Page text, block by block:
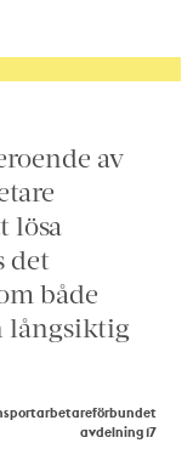
av
lösa
det
både
långsiktig
avdelning 17